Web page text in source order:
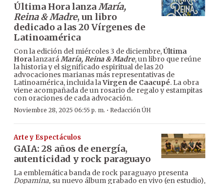
Última Hora lanzaMaría,
Reina & Madre, un libro
dedicado a las 20 Vírgenes de
Latinoamérica
Con la edición del miércoles 3 de diciembre,Última
HoralanzaráMaría, Reina & Madre, un libro que reúne
la historia y el significado espiritual de las 20
advocaciones marianas más representativas de
Latinoamérica, incluida laVirgen de Caacupé. La obra
viene acompañada de un rosario de regalo y estampitas
con oraciones de cada advocación.
Noviembre 28, 2025 06:55 p. m. · Redacción ÚH
Arte y Espectáculos
GAIA: 28 años de energía,
autenticidad y rock paraguayo
La emblemática banda de rock paraguayo presenta
Dopamina, su nuevo álbum grabado en vivo (en estudio),